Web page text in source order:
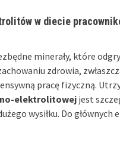
w diecie
minerały, które
zdrowia,
pracę fizyczną.
elektrolitowej jest
wysiłku. Do